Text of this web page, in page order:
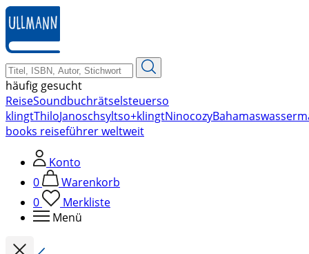
zum
Hauptinhalt
springen
häufig gesucht
ReiseSoundbuchrätselsteuerso
klingtThiloJanoschsyltso+klingtNinocozyBahamas
books reiseführer weltweit
Konto
0
Warenkorb
0
Merkliste
Menü